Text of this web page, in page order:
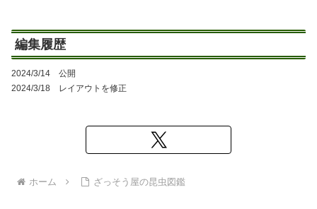
編集履歴
2024/3/14 公開
2024/3/18 レイアウトを修正
ホーム ざっそう屋の昆虫図鑑